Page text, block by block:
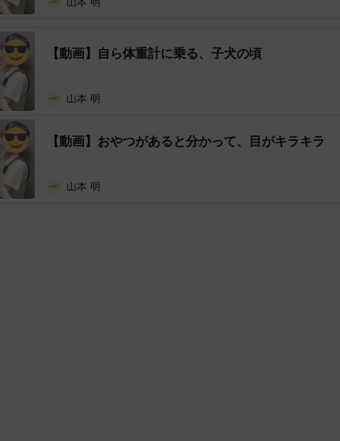
ンションの上層階にあるため下りの際に途中で何度か止ま
あります。ドアが開いた瞬間に真顔で不安げな大きい犬が
さん一瞬エッ…！という顔をされます。
けてこられる方もいるのでは？
マンションとはいえ犬好きな方ばかりではないと思うので
に乗っていますが、「かわいいね」「大人しいね」と声を
いです。本人は話しかけないでくれ…といった感じですが
【動画】自ら体重計に乗る、子犬の頃
山本 明
【動画】おやつがあると分かって、目がキラキラ
山本 明